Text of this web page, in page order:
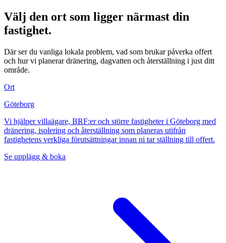
Välj den ort som ligger närmast din
fastighet.
Där ser du vanliga lokala problem, vad som brukar påverka offert
och hur vi planerar dränering, dagvatten och återställning i just ditt
område.
Ort
Göteborg
Vi hjälper villaägare, BRF:er och större fastigheter i Göteborg med
dränering, isolering och återställning som planeras utifrån
fastighetens verkliga förutsättningar innan ni tar ställning till offert.
Se upplägg & boka